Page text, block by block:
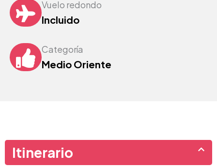
Vuelo redondo
Incluido
Categoría
Medio Oriente
Itinerario